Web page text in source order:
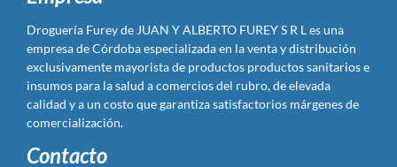
Droguería Furey de JUAN Y ALBERTO FUREY S R L es una
empresa de Córdoba especializada en la venta y distribución
exclusivamente mayorista de productos productos sanitarios e
insumos para la salud a comercios del rubro, de elevada
calidad y a un costo que garantiza satisfactorios márgenes de
comercialización.
Contacto